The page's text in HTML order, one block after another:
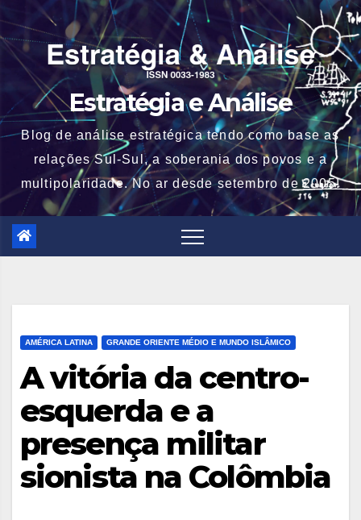
to
content
Estratégia e Análise
Blog de análise estratégica tendo como base as
relações Sul-Sul, a soberania dos povos e a
multipolaridade. No ar desde setembro de 2005!
AMÉRICA LATINA GRANDE ORIENTE MÉDIO E MUNDO ISLÂMICO
A vitória da centro-
esquerda e a
presença militar
sionista na Colômbia